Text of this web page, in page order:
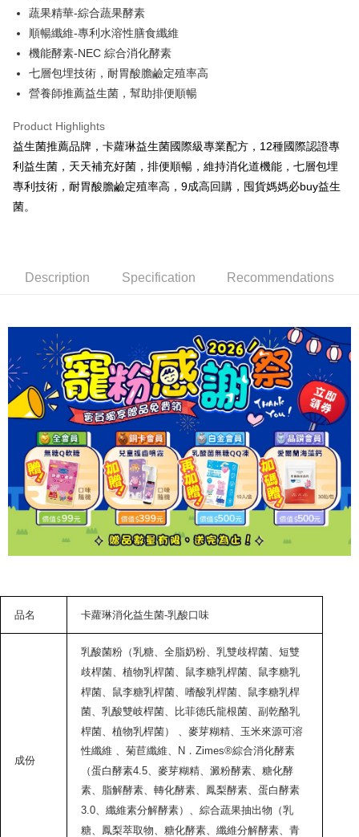
全家取貨付款
NT$120/order
7-11取貨付款
NT$60/order | Free shipping on orders of NT$1,500 or more
宅配
NT$80/order | Free shipping on orders of NT$1,500 or more
離島宅配
NT$100/order | Free shipping on orders of NT$1,500 or more
蔬果精華-綜合蔬果酵素
順暢纖維-專利水溶性膳食纖維
機能酵素-NEC 綜合消化酵素
七層包埋技術，耐胃酸膽鹼定殖率高
營養師推薦益生菌，幫助排便順暢
Product Highlights
益生菌推薦品牌，卡蘿琳益生菌國際級專業配方，12種國際認證專
利益生菌，天天補充好菌，排便順暢，維持消化道機能，七層包埋
專利技術，耐胃酸膽鹼定殖率高，9成高回購，囤貨媽媽必buy益生
菌。
Description Specification Recommendations
品名 卡蘿琳消化益生菌-乳酸口味
成份
乳酸菌粉（乳糖、全脂奶粉、乳雙歧桿菌、短雙
歧桿菌、植物乳桿菌、鼠李糖乳桿菌、鼠李糖乳
桿菌、鼠李糖乳桿菌、嗜酸乳桿菌、鼠李糖乳桿
菌、乳酸雙岐桿菌、比菲徳氏龍根菌、副乾酪乳
桿菌、植物乳桿菌） 、麥芽糊精、玉米來源可溶
性纖維 、菊苣纖維、N．Zimes®綜合消化酵素
（蛋白酵素4.5、麥芽糊精、澱粉酵素、糖化酵
素、脂解酵素、轉化酵素、鳳梨酵素、蛋白酵素
3.0、纖維素分解酵素）、綜合蔬果抽出物（乳
糖、鳳梨萃取物、糖化酵素、纖維分解酵素、青